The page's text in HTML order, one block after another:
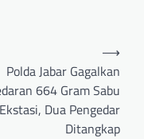
Polda Jabar Gagalkan
664 Gram Sabu
Dua Pengedar
Ditangkap
⟶